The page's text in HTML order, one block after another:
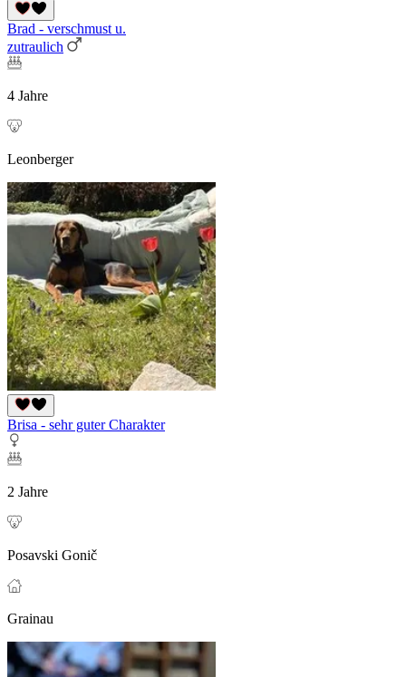
Brad - verschmust u.
zutraulich
4 Jahre
Leonberger
Brisa - sehr guter Charakter
2 Jahre
Posavski Gonič
Grainau